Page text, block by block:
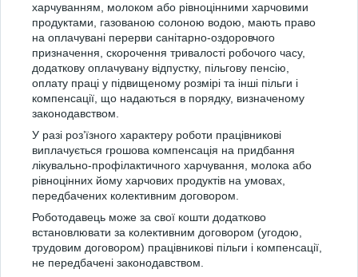
харчуванням, молоком або рівноцінними харчовими
продуктами, газованою солоною водою, мають право
на оплачувані перерви санітарно-оздоровчого
призначення, скорочення тривалості робочого часу,
додаткову оплачувану відпустку, пільгову пенсію,
оплату праці у підвищеному розмірі та інші пільги і
компенсації, що надаються в порядку, визначеному
законодавством.
У разі роз’їзного характеру роботи працівникові
виплачується грошова компенсація на придбання
лікувально-профілактичного харчування, молока або
рівноцінних йому харчових продуктів на умовах,
передбачених колективним договором.
Роботодавець може за свої кошти додатково
встановлювати за колективним договором (угодою,
трудовим договором) працівникові пільги і компенсації,
не передбачені законодавством.